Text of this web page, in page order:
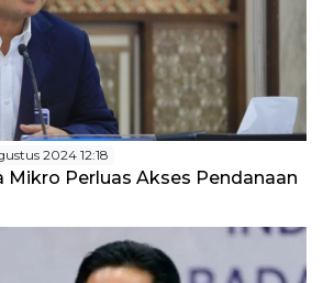
2024 12:18
Mikro Perluas Akses Pendanaan